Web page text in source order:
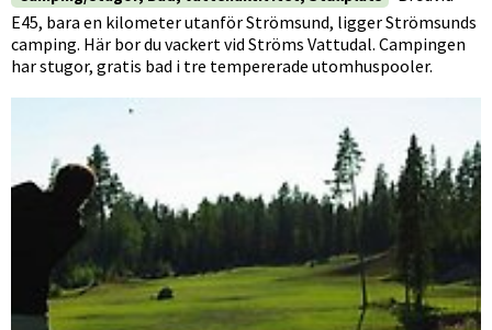
E45, bara en kilometer utanför Strömsund, ligger Strömsunds
camping. Här bor du vackert vid Ströms Vattudal. Campingen
har stugor, gratis bad i tre tempererade utomhuspooler.